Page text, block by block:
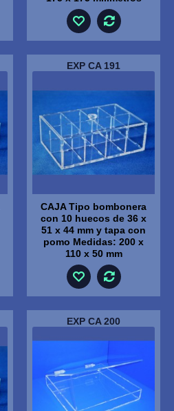
EXP CA 191
CAJA Tipo bombonera
con 10 huecos de 36 x
51 x 44 mm y tapa con
pomo Medidas: 200 x
110 x 50 mm
EXP CA 200